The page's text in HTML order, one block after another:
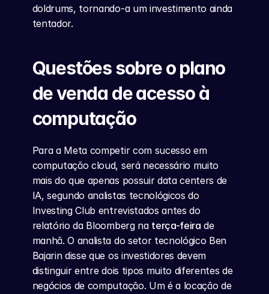
doldrums, tornando-a um investimento ainda
tentador.
Questões sobre o plano
de venda de acesso à
computação
Para a Meta competir com sucesso em
computação cloud, será necessário muito
mais do que apenas possuir data centers de
IA, segundo analistas tecnológicos do
Investing Club entrevistados antes do
relatório da Bloomberg na terça-feira de
manhã. O analista do setor tecnológico Ben
Bajarin disse que os investidores devem
distinguir entre dois tipos muito diferentes de
negócios de computação. Um é a locação de